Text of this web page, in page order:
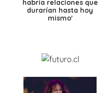
habría relaciones que
durarían hasta hoy
mismo'